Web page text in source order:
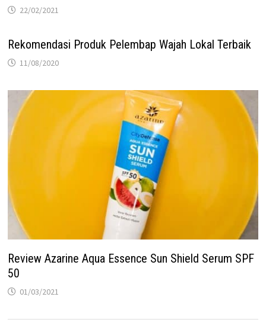
22/02/2021
Rekomendasi Produk Pelembap Wajah Lokal Terbaik
11/08/2020
Review Azarine Aqua Essence Sun Shield Serum SPF
50
01/03/2021